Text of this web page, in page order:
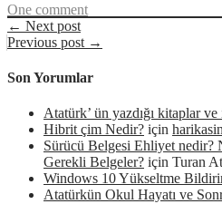
One comment
← Next post
Previous post →
Son Yorumlar
Atatürk’ ün yazdığı kitaplar
Hibrit çim Nedir? için harikasin
Sürücü Belgesi Ehliyet nedir?
Gerekli Belgeler? için Turan
Windows 10 Yükseltme
Atatürkün Okul Hayatı ve